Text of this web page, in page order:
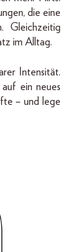
die eine
Gleichzeitig
im Alltag.
Intensität.
ein neues
– und lege